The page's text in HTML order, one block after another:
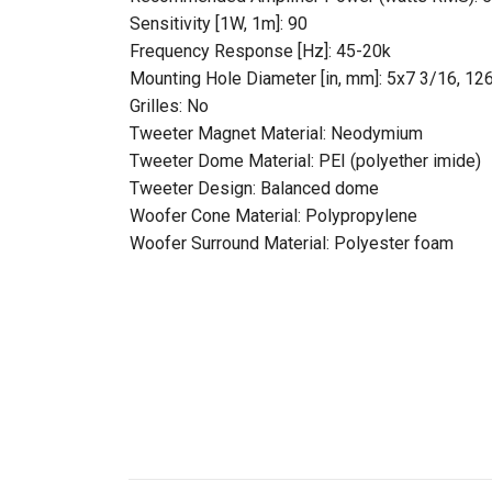
Sensitivity [1W, 1m]: 90
Frequency Response [Hz]: 45-20k
Mounting Hole Diameter [in, mm]: 5x7 3/16,
Grilles: No
Tweeter Magnet Material: Neodymium
Tweeter Dome Material: PEI (polyether imide)
Tweeter Design: Balanced dome
Woofer Cone Material: Polypropylene
Woofer Surround Material: Polyester foam